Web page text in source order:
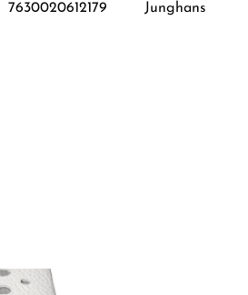
7630020612179 Junghans